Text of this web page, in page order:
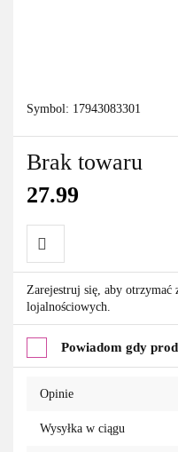
Symbol: 17943083301
Brak towaru
27.99
Do
Zarejestruj się, aby otrzymać
lojalnościowych.
Powiadom gdy
Opinie
Wysyłka w ciągu